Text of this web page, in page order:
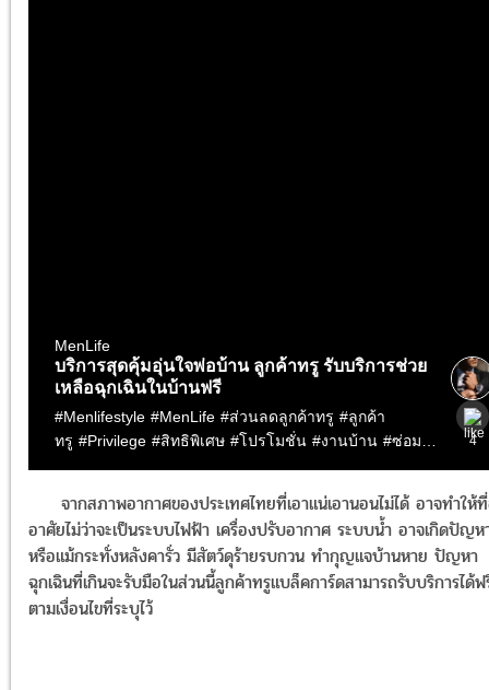
จากสภาพอากาศของประเทศไทยที่เอาแน่เอานอนไม่ได้ อาจทำให้
อาศัยไม่ว่าจะเป็นระบบไฟฟ้า เครื่องปรับอากาศ ระบบน้ำ อาจเกิดปัญห
หรือแม้กระทั่งหลังคารั่ว มีสัตว์ดุร้ายรบกวน ทำกุญแจบ้านหาย ปัญหา
ฉุกเฉินที่เกินจะรับมือในส่วนนี้ลูกค้าทรูแบล็คการ์ดสามารถรับบริการได้
ตามเงื่อนไขที่ระบุไว้